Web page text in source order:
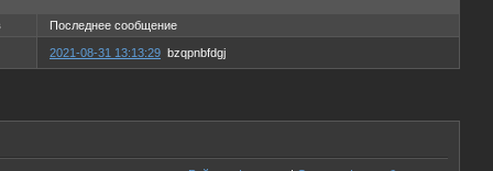
Последнее сообщение
2021-08-31 13:13:29 bzqpnbfdgj